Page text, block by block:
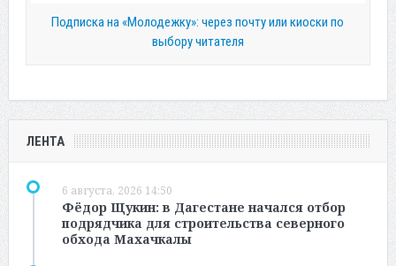
Подписка на «Молодежку»: через почту или киоски по
выбору читателя
ЛЕНТА
6 августа, 2026 14:50
Фёдор Щукин: в Дагестане начался отбор
подрядчика для строительства северного
обхода Махачкалы